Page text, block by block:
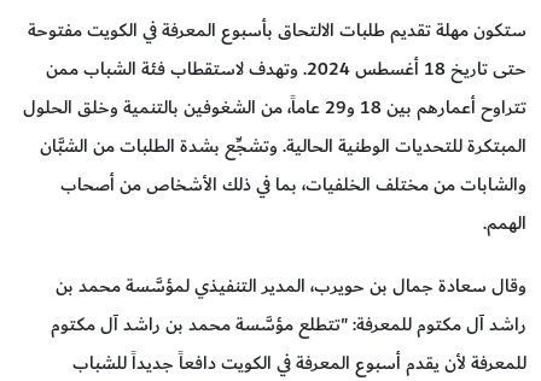
ستكون مهلة تقديم طلبات الالتحاق بأسبوع المعرفة في الكويت مفتوحة
حتى تاريخ 18 أغسطس 2024. وتهدف لاستقطاب فئة الشباب ممن
تتراوح أعمارهم بين 18 و29 عاماً، من الشغوفين بالتنمية وخلق الحلول
المبتكرة للتحديات الوطنية الحالية. وتشجِّع بشدة الطلبات من الشبَّان
والشابات من مختلف الخلفيات، بما في ذلك الأشخاص من أصحاب
الهمم.
وقال سعادة جمال بن حويرب، المدير التنفيذي لمؤسَّسة محمد بن
راشد آل مكتوم للمعرفة: "تتطلع مؤسَّسة محمد بن راشد آل مكتوم
للمعرفة لأن يقدم أسبوع المعرفة في الكويت دافعاً جديداً للشباب